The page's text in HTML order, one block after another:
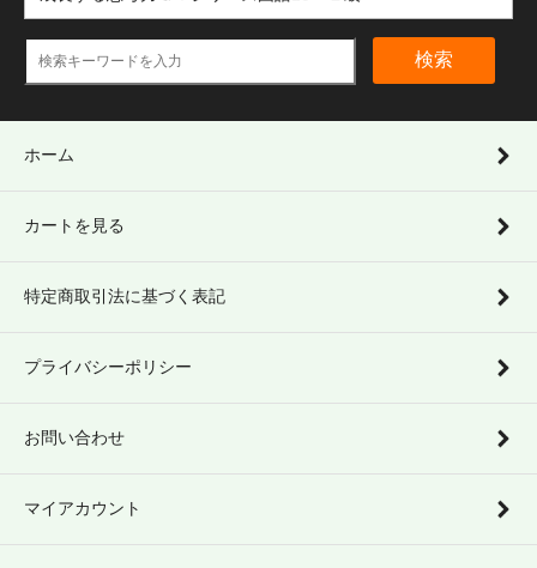
検索
ホーム
カートを見る
特定商取引法に基づく表記
プライバシーポリシー
お問い合わせ
マイアカウント